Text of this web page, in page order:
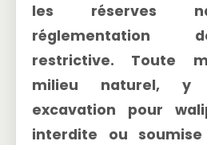
les réserves
réglementation
restrictive. Toute
milieu naturel, y
excavation pour
interdite ou